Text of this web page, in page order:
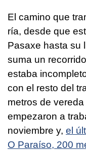
El camino que
ría, desde que
Pasaxe hasta su
suma un
estaba
con el resto del
metros de
empezaron a
noviembre y, el
O Paraíso, 200